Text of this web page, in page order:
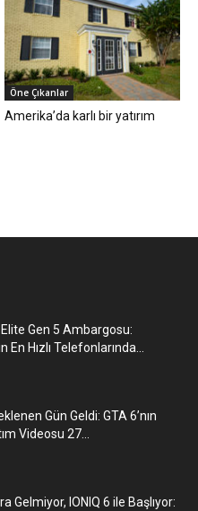
Öne Çıkanlar
Amerika’da karlı bir yatırım
Gen 5 Ambargosu:
En Hızlı Telefonlarında...
Gün Geldi: GTA 6’nın
Videosu 27...
Gelmiyor, IONIQ 6 ile Başlıyor: